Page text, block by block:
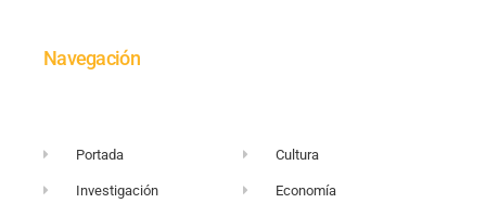
Navegación
Portada
Investigación
Cultura
Economía